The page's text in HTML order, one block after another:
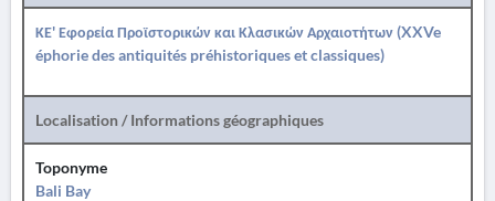
ΚΕ' Εφορεία Προϊστορικών και Κλασικών Αρχαιοτήτων (XXVe
éphorie des antiquités préhistoriques et classiques)
Localisation / Informations géographiques
Toponyme
Bali Bay